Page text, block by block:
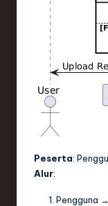
Peserta:
Alur:
Pengguna →